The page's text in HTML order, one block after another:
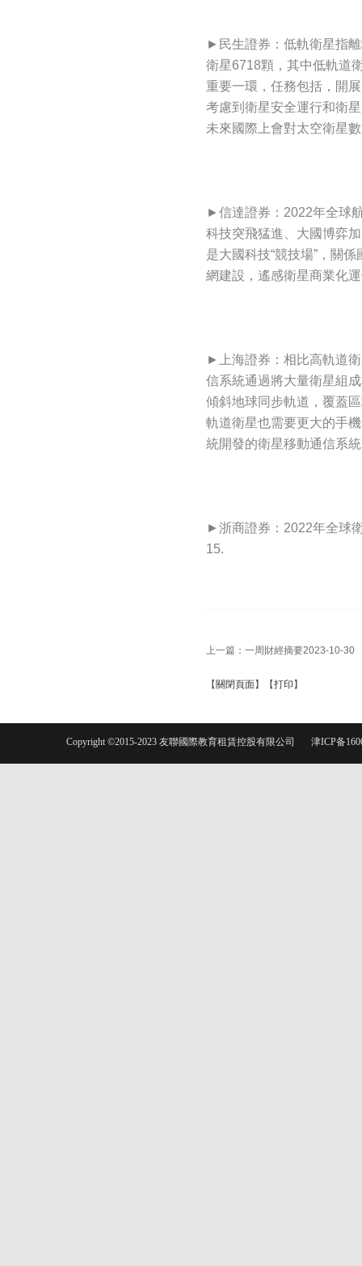
►民生證券：低軌衛星指
衛星6718顆，其中低軌道
重要一環，任務包括，開
考慮到衛星安全運行和衛
未來國際上會對太空衛星
►信達證券：2022年全球
科技突飛猛進、大國博弈
是大國科技“競技場”，關
網建設，遙感衛星商業化
►上海證券：相比高軌道
信系統通過將大量衛星組
傾斜地球同步軌道，覆蓋
軌道衛星也需要更大的手
統開發的衛星移動通信系
►浙商證券：2022年全球
15.
上一篇： 一周財經摘要2023-10-30
【 關閉頁面】【打印 】
Copyright ©2015-2023 友聯國際教育租賃控股有限公司 津ICP备